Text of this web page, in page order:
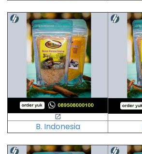
B. Indonesia